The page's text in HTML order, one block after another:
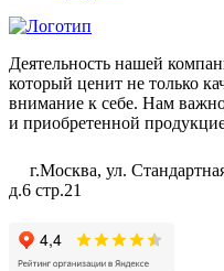
Деятельность нашей
который ценит не только
внимание к себе. Нам
и приобретенной
г.Москва, ул.
д.6 стр.21